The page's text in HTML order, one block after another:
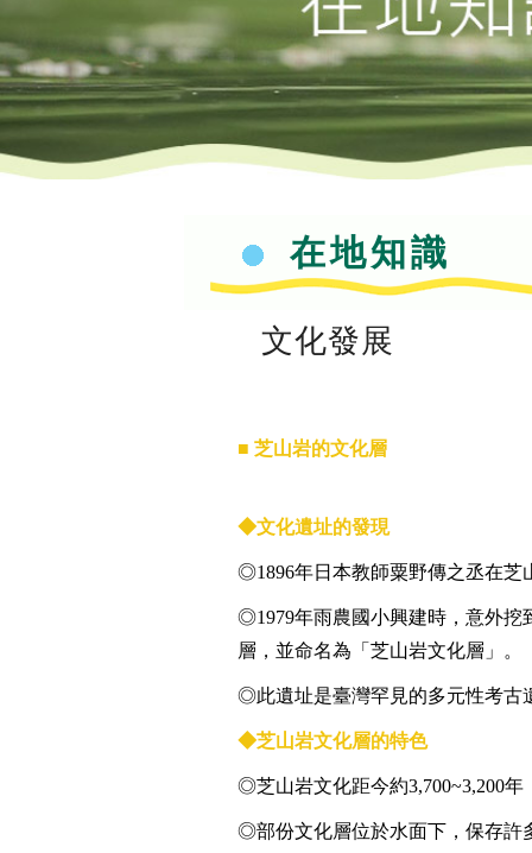
在地知識
文化發展
■ 芝山岩的文化層
◆文化遺址的發現
◎1896年日本教師粟野傳之丞在芝
◎1979年雨農國小興建時，意外挖
層，並命名為「芝山岩文化層」。
◎此遺址是臺灣罕見的多元性考古
◆芝山岩文化層的特色
◎芝山岩文化距今約3,700~3,200
◎部份文化層位於水面下，保存許